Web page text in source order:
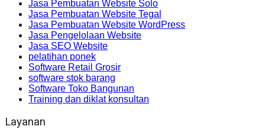
Jasa Pembuatan Website Solo
Jasa Pembuatan Website Tegal
Jasa Pembuatan Website WordPress
Jasa Pengelolaan Website
Jasa SEO Website
pelatihan ponek
Software Retail Grosir
software stok barang
Software Toko Bangunan
Training dan diklat konsultan
Layanan